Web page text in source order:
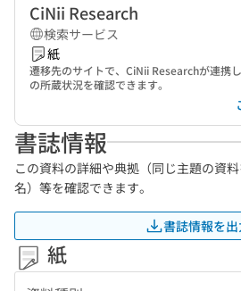
CiNii Research
検索サービス
紙
遷移先のサイトで、CiNii Researchが連携
の所蔵状況を確認できます。
書誌情報
この資料の詳細や典拠（同じ主題の資
名）等を確認できます。
書誌情報を出
紙